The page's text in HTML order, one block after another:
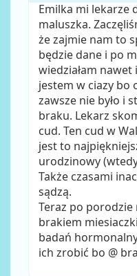
Emilka mi lekarze
maluszka.
że zajmie nam to
będzie dane i po
wiedziałam nawet
jestem w ciazy bo
zawsze nie było i
braku. Lekarz
cud. Ten cud w
jest to
urodzinowy
Także czasami
sądzą.
Teraz po
brakiem
badań
ich zrobić bo @